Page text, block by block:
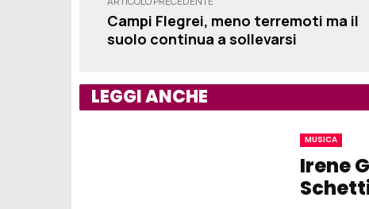
Campi Flegrei, meno terremoti ma il
suolo continua a sollevarsi
LEGGI ANCHE
MUSICA
Irene